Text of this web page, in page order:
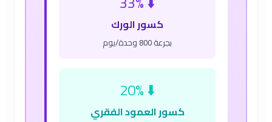
كسور الورك
بجرعة 800 وحدة/يوم
⬇️ 20%
كسور العمود الفقري